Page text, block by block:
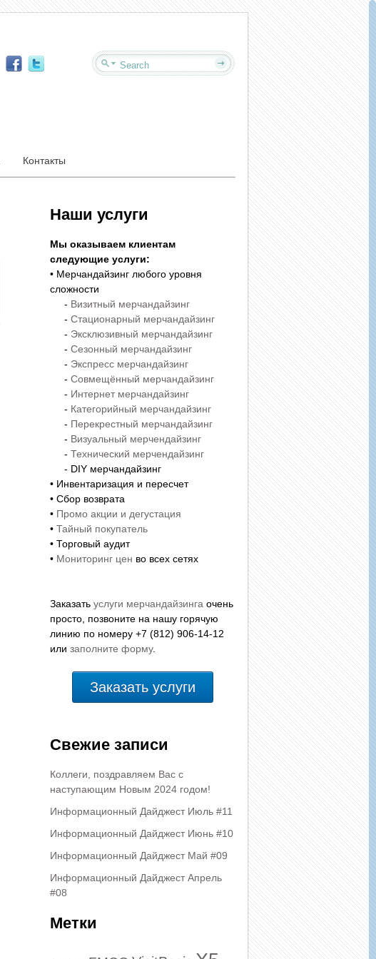
Контакты
Наши услуги
Мы оказываем клиентам
следующие услуги:
• Мерчандайзинг любого уровня
сложности
- Визитный мерчандайзинг
- Стационарный мерчандайзинг
- Эксклюзивный мерчандайзинг
- Сезонный мерчандайзинг
- Экспресс мерчандайзинг
- Совмещённый мерчандайзинг
- Интернет мерчандайзинг
- Категорийный мерчандайзинг
- Перекрестный мерчандайзинг
- Визуальный мерчендайзинг
- Технический мерчендайзинг
- DIY мерчандайзинг
• Инвентаризация и пересчет
• Сбор возврата
• Промо акции и дегустация
• Тайный покупатель
• Торговый аудит
• Мониторинг цен во всех сетях
Заказать услуги мерчандайзинга очень
просто, позвоните на нашу горячую
линию по номеру +7 (812) 906-14-12
или заполните форму.
Заказать услуги
Свежие записи
Коллеги, поздравляем Вас с
наступающим Новым 2024 годом!
Информационный Дайджест Июль #11
Информационный Дайджест Июнь #10
Информационный Дайджест Май #09
Информационный Дайджест Апрель
#08
Метки